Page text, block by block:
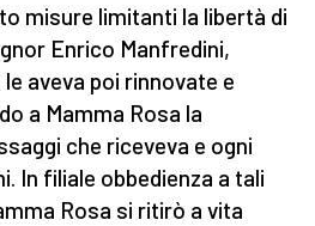
misure limitanti la libertà di
Enrico Manfredini,
aveva poi rinnovate e
a Mamma Rosa la
che riceveva e ogni
In filiale obbedienza a tali
Rosa si ritirò a vita